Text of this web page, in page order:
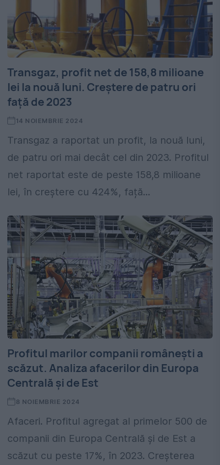
Transgaz, profit net de 158,8 milioane
lei la nouă luni. Creștere de patru ori
față de 2023
14 NOIEMBRIE 2024
Transgaz a raportat un profit, la nouă luni,
de patru ori mai decât cel din 2023. Profitul
net raportat este de peste 158,8 milioane
lei, în creștere cu 424%, față...
Profitul marilor companii românești a
scăzut. Analiza afacerilor din Europa
Centrală și de Est
8 NOIEMBRIE 2024
Afaceri. Profitul agregat al primelor 500 de
companii din Europa Centrală şi de Est a
scăzut cu peste 17%, în 2023. Creșterea